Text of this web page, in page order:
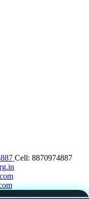
Cell: 8870974887